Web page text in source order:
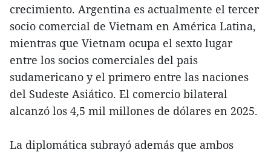
crecimiento. Argentina es actualmente el tercer
socio comercial de Vietnam en América Latina,
mientras que Vietnam ocupa el sexto lugar
entre los socios comerciales del pais
sudamericano y el primero entre las naciones
del Sudeste Asiático. El comercio bilateral
alcanzó los 4,5 mil millones de dólares en 2025.
La diplomática subrayó además que ambos